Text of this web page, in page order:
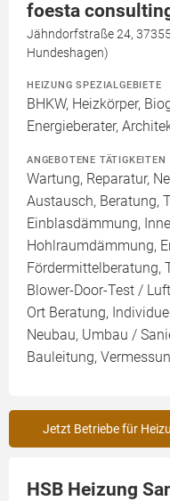
foesta
Jähndorfstraße 24,
Hundeshagen)
HEIZUNG SPEZIALGEBIETE
BHKW, Heizkörper,
Energieberater,
ANGEBOTENE TÄTIGKEITEN
Wartung, Reparatur,
Austausch, Beratung,
Einblasdämmung,
Hohlraumdämmung,
Fördermittelberatung,
Blower-Door-Test /
Ort Beratung,
Neubau, Umbau /
Bauleitung,
Jetzt Betriebe für
HSB Heizung